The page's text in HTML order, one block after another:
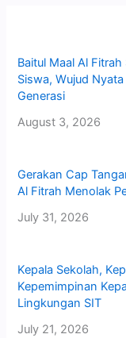
Baitul Maal Al
Siswa, Wujud
Generasi
August 3, 2026
Gerakan Cap
Al Fitrah Menolak
July 31, 2026
Kepala Sekolah,
Kepemimpinan
Lingkungan SIT
July 21, 2026